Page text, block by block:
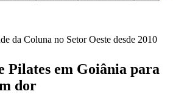
da Coluna no Setor Oeste desde 2010
Pilates em Goiânia para
dor